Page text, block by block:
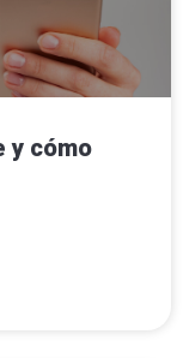
y cómo